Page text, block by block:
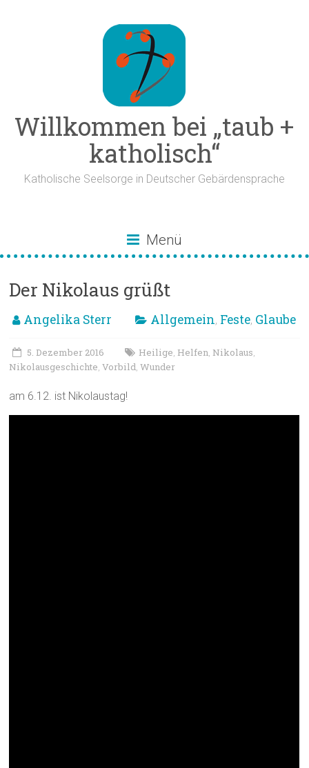
Willkommen bei „taub +
katholisch“
Katholische Seelsorge in Deutscher Gebärdensprache
Menü
Der Nikolaus grüßt
Angelika Sterr Allgemein, Feste, Glaube
5. Dezember 2016 Heilige, Helfen, Nikolaus,
Nikolausgeschichte,Vorbild,Wunder
am 6.12. ist Nikolaustag!